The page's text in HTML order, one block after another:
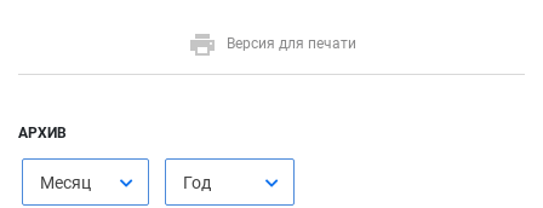
Версия для печати
АРХИВ
Месяц Год